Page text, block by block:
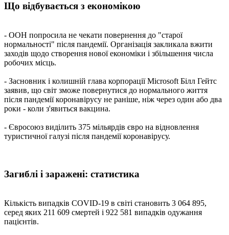
Що відбувається з економікою
- ООН попросила не чекати повернення до "старої
нормальності" після пандемії. Організація закликала вжити
заходів щодо створення нової економіки і збільшення числа
робочих місць.
- Засновник і колишній глава корпорації Microsoft Білл Гейтс
заявив, що світ зможе повернутися до нормального життя
після пандемії коронавірусу не раніше, ніж через один або два
роки - коли з'явиться вакцина.
- Євросоюз виділить 375 мільярдів євро на відновлення
туристичної галузі після пандемії коронавірусу.
Загиблі і заражені: статистика
Кількість випадків COVID-19 в світі становить 3 064 895,
серед яких 211 609 смертей і 922 581 випадків одужання
пацієнтів.